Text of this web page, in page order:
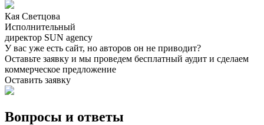
Кая Светцова
Исполнительный
директор SUN agency
У вас уже есть сайт, но авторов он не приводит?
Оставьте заявку и мы проведем бесплатный аудит и сделаем
коммерческое предложение
Оставить заявку
Вопросы и ответы